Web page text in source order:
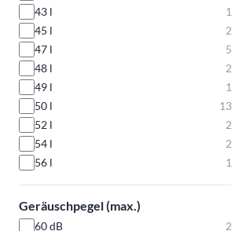
43 l
1
45 l
2
47 l
5
48 l
2
49 l
1
50 l
13
52 l
2
54 l
2
56 l
1
Geräuschpegel (max.)
60 dB 2